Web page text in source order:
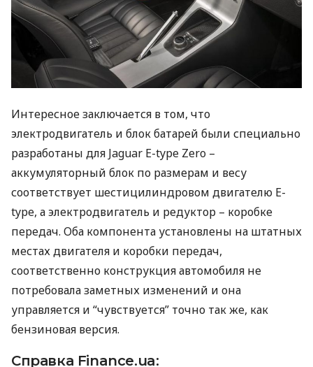
Интересное заключается в том, что
электродвигатель и блок батарей были специально
разработаны для Jaguar E-type Zero –
аккумуляторный блок по размерам и весу
соответствует шестицилиндровом двигателю E-
type, а электродвигатель и редуктор – коробке
передач. Оба компонента установлены на штатных
местах двигателя и коробки передач,
соответственно конструкция автомобиля не
потребовала заметных изменений и она
управляется и “чувствуется” точно так же, как
бензиновая версия.
Справка Finance.ua: